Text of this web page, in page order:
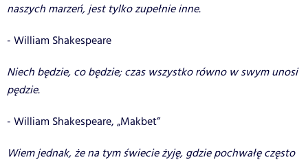
naszych marzeń, jest tylko zupełnie inne.
- William Shakespeare
Niech będzie, co będzie; czas wszystko równo w swym unosi
pędzie.
- William Shakespeare, „Makbet”
Wiem jednak, że na tym świecie żyję, gdzie pochwałę często